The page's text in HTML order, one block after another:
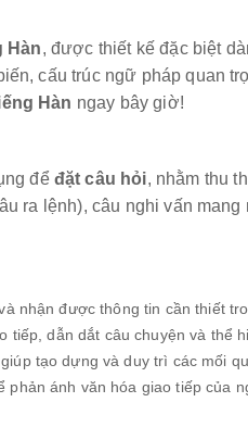
Hàn, được thiết kế đặc biệt
cấu trúc ngữ pháp quan
Hàn ngay bây giờ!
để đặt câu hỏi, nhằm thu
ra lệnh), câu nghi vấn
nhận được thông tin cần thiết
dẫn dắt câu chuyện và thể
tạo dựng và duy trì các mối
ánh văn hóa giao tiếp của